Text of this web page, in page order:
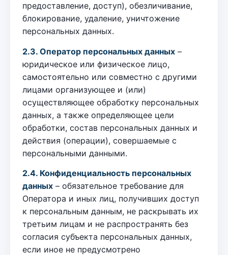
предоставление, доступ), обезличивание,
блокирование, удаление, уничтожение
персональных данных.
2.3. Оператор персональных данных –
юридическое или физическое лицо,
самостоятельно или совместно с другими
лицами организующее и (или)
осуществляющее обработку персональных
данных, а также определяющее цели
обработки, состав персональных данных и
действия (операции), совершаемые с
персональными данными.
2.4. Конфиденциальность персональных
данных – обязательное требование для
Оператора и иных лиц, получивших доступ
к персональным данным, не раскрывать их
третьим лицам и не распространять без
согласия субъекта персональных данных,
если иное не предусмотрено